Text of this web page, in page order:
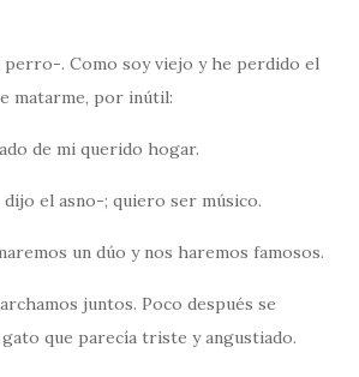
perro-. Como soy viejo y he perdido el
matarme, por inútil:
de mi querido hogar.
dijo el asno-; quiero ser músico.
un dúo y nos haremos famosos.
juntos. Poco después se
que parecía triste y angustiado.